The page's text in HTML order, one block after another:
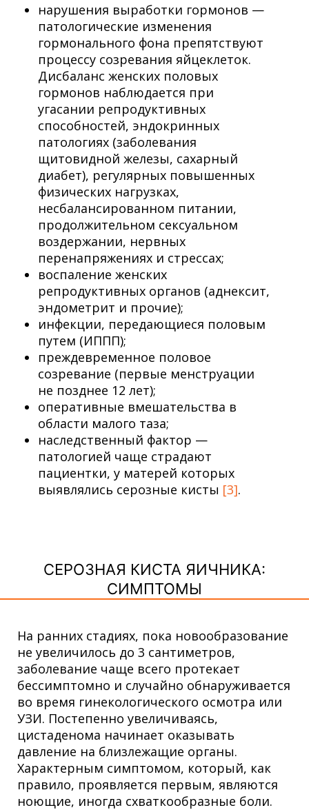
нарушения выработки гормонов —
патологические изменения
гормонального фона препятствуют
процессу созревания яйцеклеток.
Дисбаланс женских половых
гормонов наблюдается при
угасании репродуктивных
способностей, эндокринных
патологиях (заболевания
щитовидной железы, сахарный
диабет), регулярных повышенных
физических нагрузках,
несбалансированном питании,
продолжительном сексуальном
воздержании, нервных
перенапряжениях и стрессах;
воспаление женских
репродуктивных органов (аднексит,
эндометрит и прочие);
инфекции, передающиеся половым
путем (ИППП);
преждевременное половое
созревание (первые менструации
не позднее 12 лет);
оперативные вмешательства в
области малого таза;
наследственный фактор —
патологией чаще страдают
пациентки, у матерей которых
выявлялись серозные кисты [3].
СЕРОЗНАЯ КИСТА ЯИЧНИКА:
СИМПТОМЫ
На ранних стадиях, пока новообразование
не увеличилось до 3 сантиметров,
заболевание чаще всего протекает
бессимптомно и случайно обнаруживается
во время гинекологического осмотра или
УЗИ. Постепенно увеличиваясь,
цистаденома начинает оказывать
давление на близлежащие органы.
Характерным симптомом, который, как
правило, проявляется первым, являются
ноющие, иногда схваткообразные боли.